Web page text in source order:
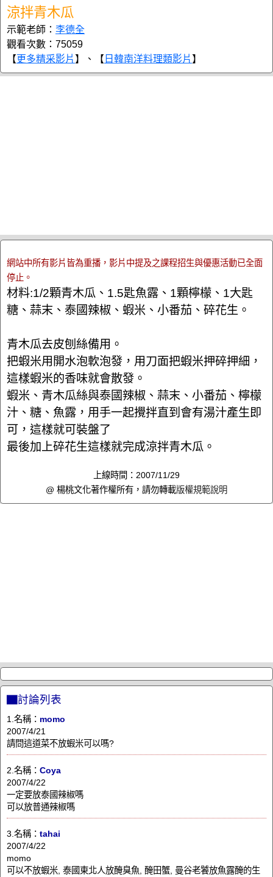
涼拌青木瓜
示範老師： 李德全
觀看次數：75059
【更多精采影片 】、【 日韓南洋料理類影片 】
網站中所有影片皆為重播，影片中提及之課程招生與優惠活動已全面
停止。
材料:1/2顆青木瓜、1.5匙魚露、1顆檸檬、1大匙
糖、蒜末、泰國辣椒、蝦米、小番茄、碎花生。
青木瓜去皮刨絲備用。
把蝦米用開水泡軟泡發，用刀面把蝦米押碎押細，
這樣蝦米的香味就會散發。
蝦米、青木瓜絲與泰國辣椒、蒜末、小番茄、檸檬
汁、糖、魚露，用手一起攪拌直到會有湯汁產生即
可，這樣就可裝盤了
最後加上碎花生這樣就完成涼拌青木瓜。
上線時間：2007/11/29
@ 楊桃文化著作權所有，請勿轉載版權規範說明
▇討論列表
1.名稱： momo
2007/4/21
請問這道菜不放蝦米可以嗎?
2.名稱： Coya
2007/4/22
一定要放泰國辣椒嗎
可以放普通辣椒嗎
3.名稱： tahai
2007/4/22
momo
可以不放蝦米, 泰國東北人放醃臭魚, 醃田蟹, 曼谷老饕放魚露醃的生